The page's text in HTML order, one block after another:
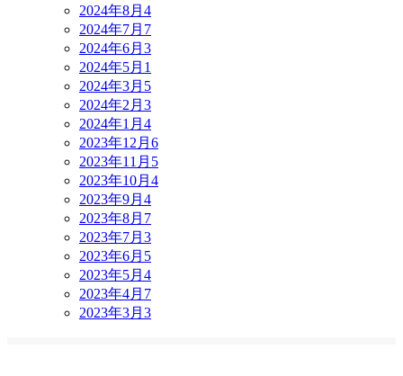
2024年8月 4
2024年7月 7
2024年6月 3
2024年5月 1
2024年3月 5
2024年2月 3
2024年1月 4
2023年12月 6
2023年11月 5
2023年10月 4
2023年9月 4
2023年8月 7
2023年7月 3
2023年6月 5
2023年5月 4
2023年4月 7
2023年3月 3